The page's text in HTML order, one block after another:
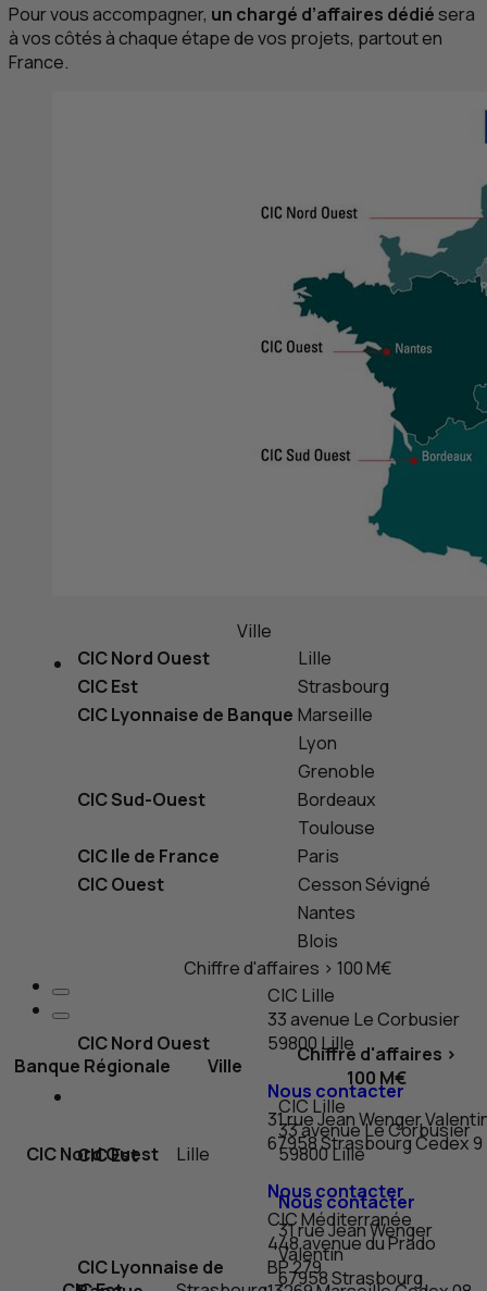
Pour vous accompagner, un chargé d’affaires dédiésera
à vos côtés à chaque étape de vos projets, partout en
France.
Ville
CICNord Ouest
Lille
CICEst
Strasbourg
CICLyonnaise de Banque Marseille
Lyon
Grenoble
CICSud-Ouest
Bordeaux
Toulouse
CICIle de France
Paris
CICOuest
Cesson Sévigné
Nantes
Blois
Chiffre d'affaires > 100 M€
CICNord Ouest
CIC Lille
33 avenue Le Corbusier
59800 Lille
Nous contacter
CICEst
31 rue Jean Wenger
67958 StrasbourgCedex9
Nous contacter
CICLyonnaise de
CICMéditerranée
448 avenue du Prado
BP279
Banque Régionale Ville
Chiffre d'affaires >
100 M€
CICNord Ouest Lille
CICLille
33 avenue Le Corbusier
59800 Lille
Nous contacter
31 rue Jean Wenger
Valentin
67958 Strasbourg